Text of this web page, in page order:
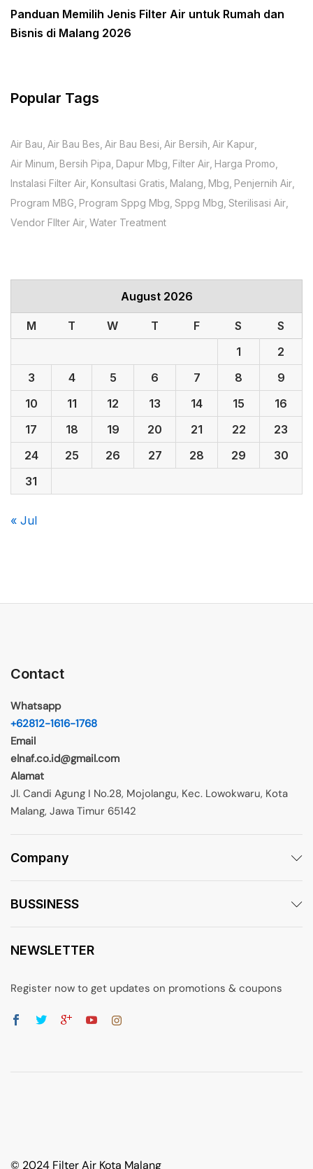
Panduan Memilih Jenis Filter Air untuk Rumah dan
Bisnis di Malang 2026
Popular Tags
Air Bau Air Bau Bes Air Bau Besi Air Bersih Air Kapur
Air Minum Bersih Pipa Dapur Mbg Filter Air Harga Promo
Instalasi Filter Air Konsultasi Gratis Malang Mbg Penjernih Air
Program MBG Program Sppg Mbg Sppg Mbg Sterilisasi Air
Vendor FIlter Air Water Treatment
August 2026
M T W T F S
S
1
2
3
4 5 6 7 8
9
10
11 12 13 14 15
16
17
18 19 20 21 22
23
24
25 26 27 28 29
30
31
« Jul
Contact
Whatsapp
+62812-1616-1768
Email
elnaf.co.id@gmail.com
Alamat
Jl. Candi Agung I No.28, Mojolangu, Kec. Lowokwaru, Kota
Malang, Jawa Timur 65142
Company
BUSSINESS
NEWSLETTER
Register now to get updates on promotions & coupons
© 2024 Filter Air Kota Malang